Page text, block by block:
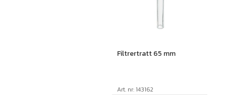
Filtrertratt 65 mm
Art. nr: 143162